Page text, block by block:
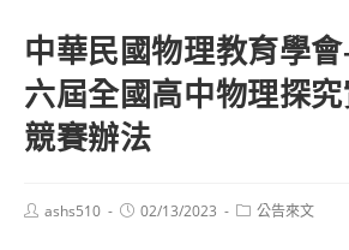
中華民國物理教育學
六屆全國高中物理探究
競賽辦法
Postashs510
Post02/13/2023
Post公告來文